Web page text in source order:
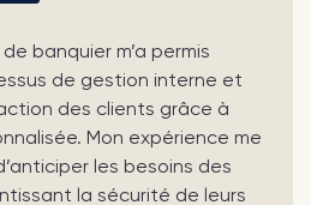
banquier m’a permis
de gestion interne et
des clients grâce à
Mon expérience me
les besoins des
la sécurité de leurs